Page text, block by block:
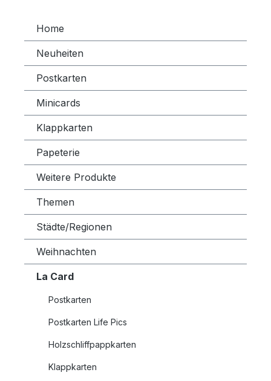
Home
Neuheiten
Postkarten
Minicards
Klappkarten
Papeterie
Weitere Produkte
Themen
Städte/Regionen
Weihnachten
La Card
Postkarten
Postkarten Life Pics
Holzschliffpappkarten
Klappkarten